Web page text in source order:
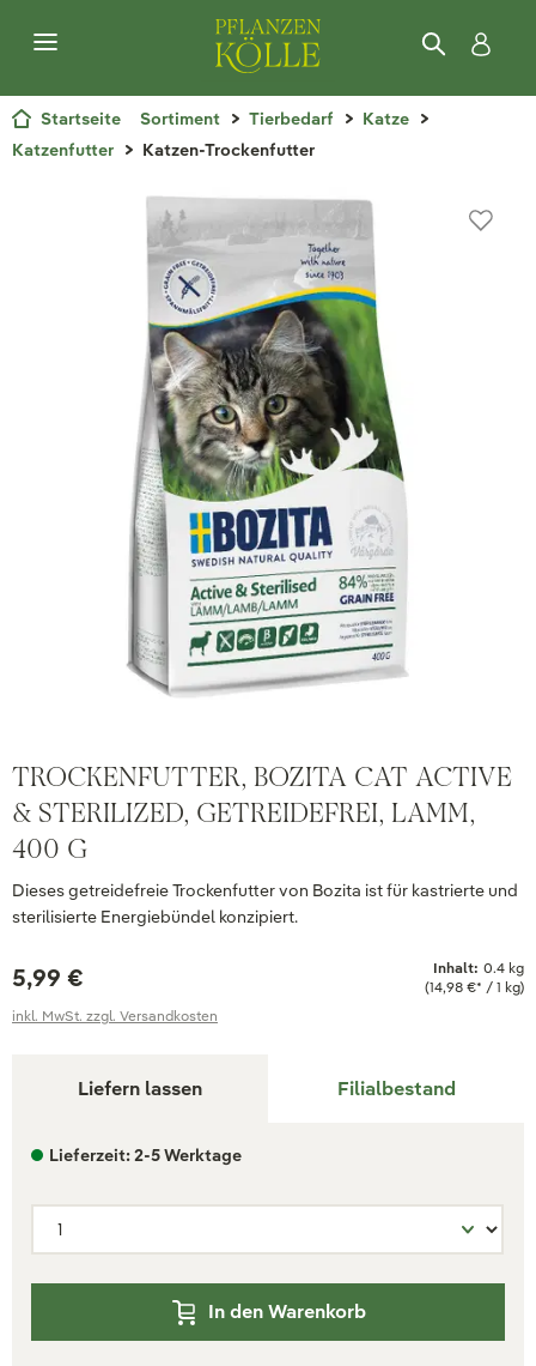
Startseite Sortiment Tierbedarf
Katze
Katzenfutter
Katzen-Trockenfutter
TROCKENFUTTER, BOZITA CAT ACTIVE
& STERILIZED, GETREIDEFREI, LAMM,
400 G
Dieses getreidefreie Trockenfutter von Bozita ist für kastrierte und
sterilisierte Energiebündel konzipiert.
5,99 € Inhalt: 0.4 kg
(14,98 €* / 1 kg)
inkl. MwSt. zzgl. Versandkosten
Liefern lassen Filialbestand
Lieferzeit: 2-5 Werktage
In den Warenkorb